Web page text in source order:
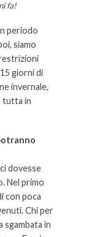
fa!
periodo
siamo
giorni di
invernale,
tutta in
dovesse
Nel primo
con poca
Chi per
sgambata in